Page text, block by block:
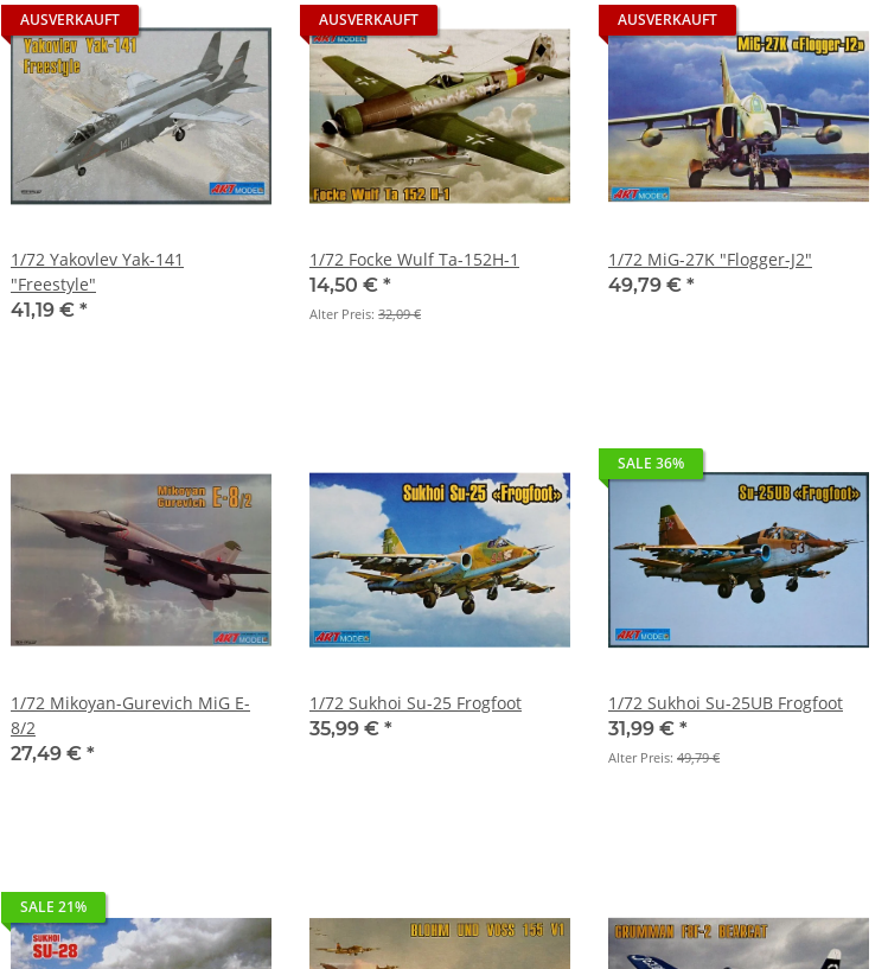
AUSVERKAUFT
1/72 Yakovlev Yak-141
"Freestyle"
41,19 € *
AUSVERKAUFT
1/72 Focke Wulf Ta-152H-1
14,50 € *
Alter Preis: 32,09 €
AUSVERKAUFT
1/72 MiG-27K "Flogger-J2"
49,79 € *
1/72 Mikoyan-Gurevich MiG E-
8/2
27,49 € *
1/72 Sukhoi Su-25 Frogfoot
35,99 € *
SALE 36%
1/72 Sukhoi Su-25UB Frogfoot
31,99 € *
Alter Preis: 49,79 €
SALE 21%